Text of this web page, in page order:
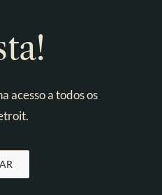
acesso a todos os